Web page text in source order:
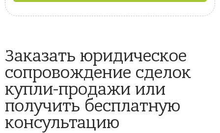
Заказать юридическое
сопровождение сделок
купли-продажи или
получить бесплатную
консультацию